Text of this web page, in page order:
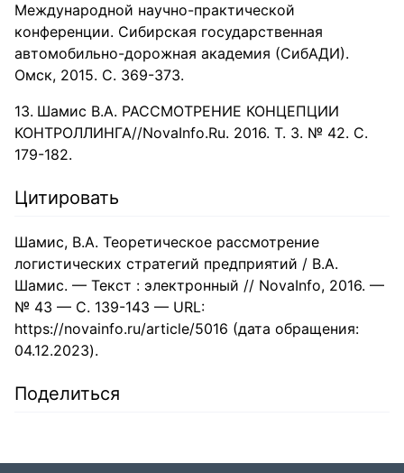
Международной научно-практической
конференции. Сибирская государственная
автомобильно-дорожная академия (СибАДИ).
Омск, 2015. С. 369-373.
Шамис В.А. РАССМОТРЕНИЕ КОНЦЕПЦИИ
КОНТРОЛЛИНГА//NovaInfo.Ru. 2016. Т. 3. № 42. С.
179-182.
Цитировать
Шамис, В.А. Теоретическое рассмотрение
логистических стратегий предприятий / В.А.
Шамис. — Текст : электронный // NovaInfo, 2016. —
№ 43 — С. 139-143 — URL:
https://novainfo.ru/article/5016 (дата обращения:
04.12.2023).
Поделиться